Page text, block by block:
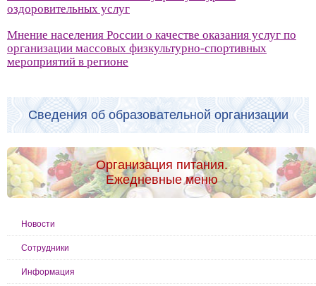
оздоровительных услуг
Мнение населения России о качестве оказания услуг по
организации массовых физкультурно-спортивных
мероприятий в регионе
Сведения об образовательной организации
Организация питания.
Ежедневные меню
Новости
Сотрудники
Информация